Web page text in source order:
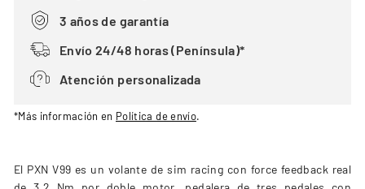
3 años de garantía
Envío 24/48 horas (Península)*
Atención personalizada
*Más información en Política de envío.
El PXN V99 es un volante de sim racing con force feedback real